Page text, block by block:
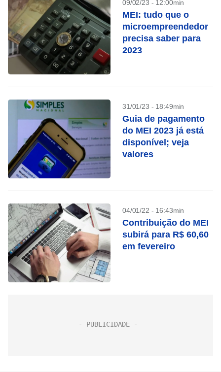
09/02/23 - 12:00min
MEI: tudo que o
microempreendedor
precisa saber para
2023
31/01/23 - 18:49min
Guia de pagamento
do MEI 2023 já está
disponível; veja
valores
04/01/22 - 16:43min
Contribuição do MEI
subirá para R$ 60,60
em fevereiro